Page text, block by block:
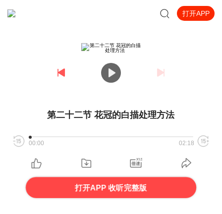
打开APP
第二十二节 花冠的白描处理方法
00:00 02:18
打开APP 收听完整版